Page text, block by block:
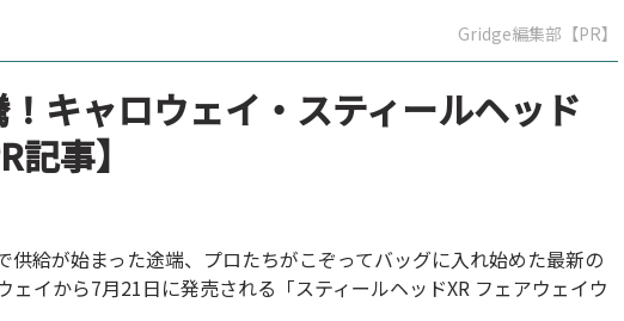
Gridge編集部【PR】
キャロウェイ・スティールヘッド
事】
供給が始まった途端、プロたちがこぞってバッグに入れ始めた最新の
ェイから7月21日に発売される「スティールヘッドXR フェアウェイウ